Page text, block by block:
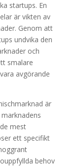
startups. En
är vikten av
Genom att
undvika den
och
smalare
avgörande
är
mest
ett specifikt
behov